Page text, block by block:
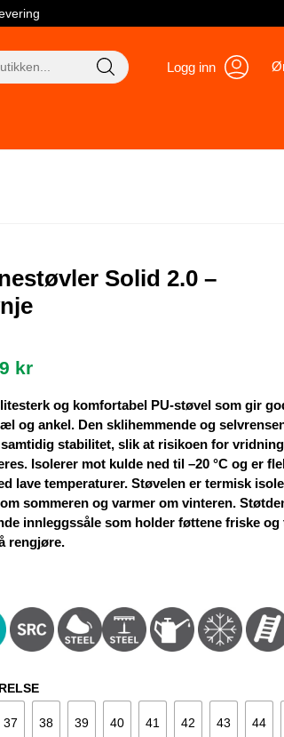
Logg inn
Solid 2.0 –
kr
og komfortabel PU-støvel som gir
og ankel. Den sklihemmende og
stabilitet, slik at risikoen for
Isolerer mot kulde ned til –20 °C og er
lave temperaturer. Støvelen er termisk
sommeren og varmer om vinteren.
innleggssåle som holder føttene friske og
rengjøre.
37 38 39 40 41 42 43 44